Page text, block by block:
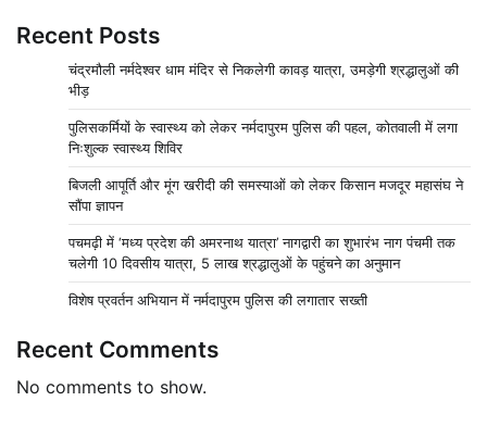
Recent Posts
चंद्रमौली नर्मदेश्वर धाम मंदिर से निकलेगी कावड़ यात्रा, उमड़ेगी श्रद्धालुओं की
भीड़
पुलिसकर्मियों के स्वास्थ्य को लेकर नर्मदापुरम पुलिस की पहल, कोतवाली में लगा
निःशुल्क स्वास्थ्य शिविर
बिजली आपूर्ति और मूंग खरीदी की समस्याओं को लेकर किसान मजदूर महासंघ ने
सौंपा ज्ञापन
पचमढ़ी में ‘मध्य प्रदेश की अमरनाथ यात्रा’ नागद्वारी का शुभारंभ नाग पंचमी तक
चलेगी 10 दिवसीय यात्रा, 5 लाख श्रद्धालुओं के पहुंचने का अनुमान
विशेष प्रवर्तन अभियान में नर्मदापुरम पुलिस की लगातार सख्ती
Recent Comments
No comments to show.